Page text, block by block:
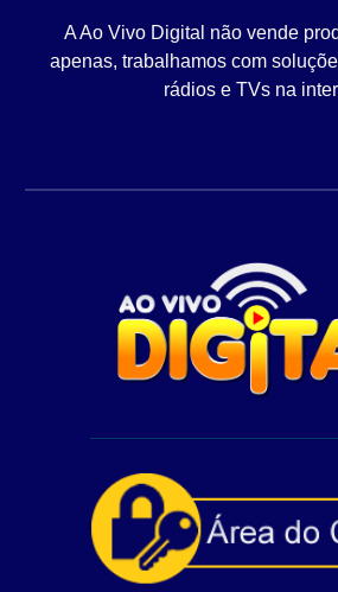
A Ao Vivo Digital não vende
apenas, trabalhamos com
rádios e TVs na